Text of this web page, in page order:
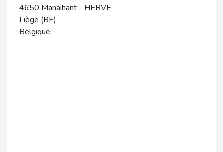
4650 Manaihant - HERVE
Liège (BE)
Belgique